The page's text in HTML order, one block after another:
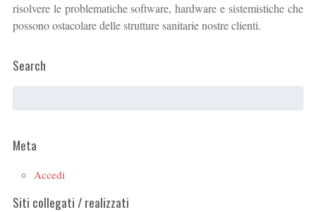
risolvere le problematiche software, hardware e sistemistiche che
possono ostacolare delle strutture sanitarie nostre clienti.
Search
Meta
Accedi
Siti collegati / realizzati